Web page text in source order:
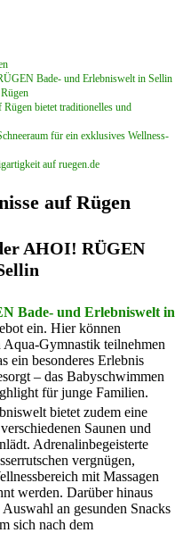
Bade- und Erlebniswelt in Sellin
bietet traditionelles und
für ein exklusives Wellness-
auf ruegen.de
auf Rügen
AHOI! RÜGEN
Bade- und Erlebniswelt in
ein. Hier können
Aqua-Gymnastik teilnehmen
ein besonderes Erlebnis
– das Babyschwimmen
für junge Familien​​.
bietet zudem eine
Saunen und
Adrenalinbegeisterte
vergnügen,
mit Massagen
werden. Darüber hinaus
an gesunden Snacks
sich nach dem